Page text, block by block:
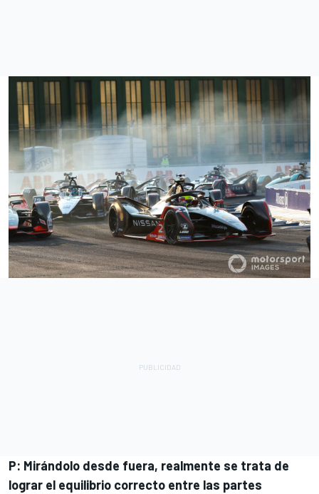
P: Mirándolo desde fuera, realmente se trata de
lograr el equilibrio correcto entre las partes